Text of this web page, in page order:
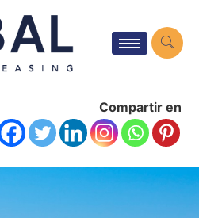
Compartir en